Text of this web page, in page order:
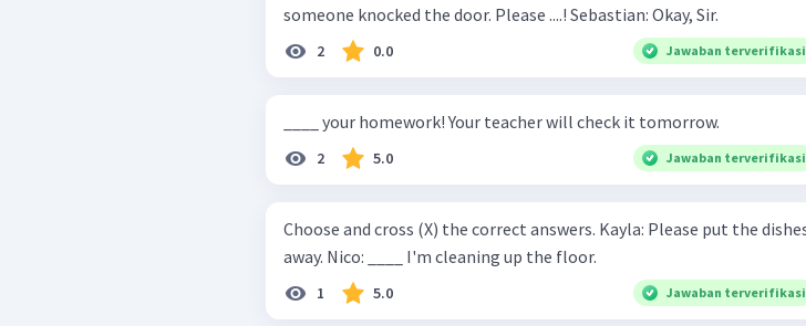
someone knocked the door. Please ....! Sebastian: Okay, Sir.
2 0.0 Jawaban terverifikasi
____ your homework! Your teacher will check it tomorrow.
2 5.0 Jawaban terverifikasi
Choose and cross (X) the correct answers. Kayla: Please put the dishes
away. Nico: ____ I'm cleaning up the floor.
1 5.0 Jawaban terverifikasi